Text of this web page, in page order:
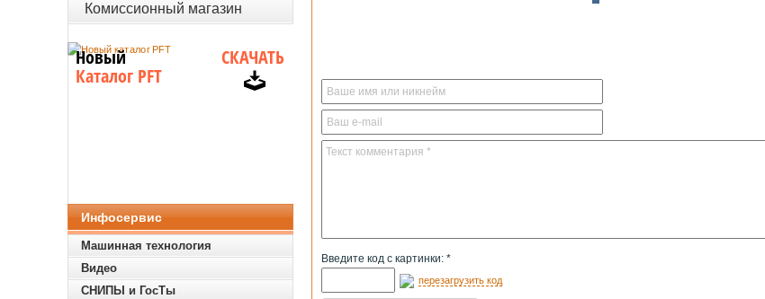
Введите код с картинки: *
перезагрузить код
Комиссионный магазин
Новый
Каталог PFT
СКАЧАТЬ
Инфосервис
Машинная технология
Видео
СНИПЫ и ГосТы